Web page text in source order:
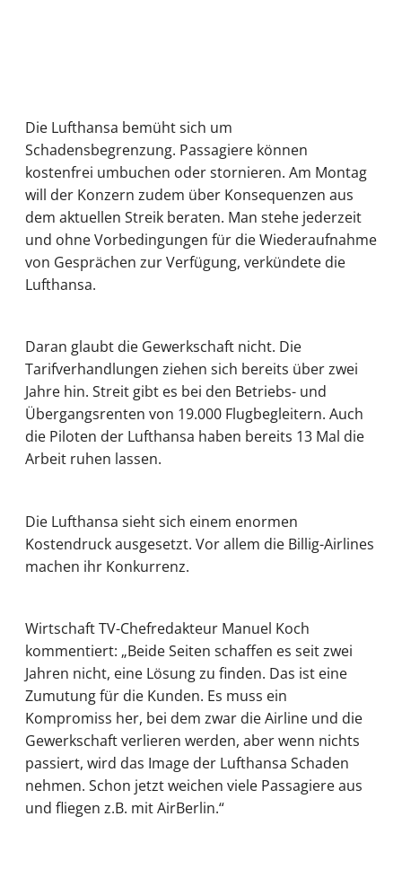
Die Lufthansa bemüht sich um
Schadensbegrenzung. Passagiere können
kostenfrei umbuchen oder stornieren. Am Montag
will der Konzern zudem über Konsequenzen aus
dem aktuellen Streik beraten. Man stehe jederzeit
und ohne Vorbedingungen für die Wiederaufnahme
von Gesprächen zur Verfügung, verkündete die
Lufthansa.
Daran glaubt die Gewerkschaft nicht. Die
Tarifverhandlungen ziehen sich bereits über zwei
Jahre hin. Streit gibt es bei den Betriebs- und
Übergangsrenten von 19.000 Flugbegleitern. Auch
die Piloten der Lufthansa haben bereits 13 Mal die
Arbeit ruhen lassen.
Die Lufthansa sieht sich einem enormen
Kostendruck ausgesetzt. Vor allem die Billig-Airlines
machen ihr Konkurrenz.
Wirtschaft TV-Chefredakteur Manuel Koch
kommentiert: „Beide Seiten schaffen es seit zwei
Jahren nicht, eine Lösung zu finden. Das ist eine
Zumutung für die Kunden. Es muss ein
Kompromiss her, bei dem zwar die Airline und die
Gewerkschaft verlieren werden, aber wenn nichts
passiert, wird das Image der Lufthansa Schaden
nehmen. Schon jetzt weichen viele Passagiere aus
und fliegen z.B. mit AirBerlin.“